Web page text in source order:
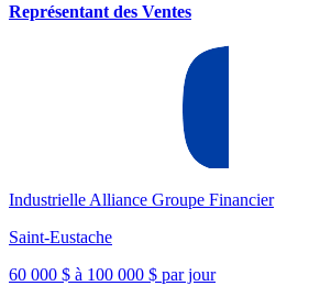
Représentant des Ventes
Industrielle Alliance Groupe Financier
Saint-Eustache
60 000 $ à 100 000 $ par jour